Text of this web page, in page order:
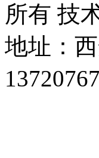
所有 技
地址：